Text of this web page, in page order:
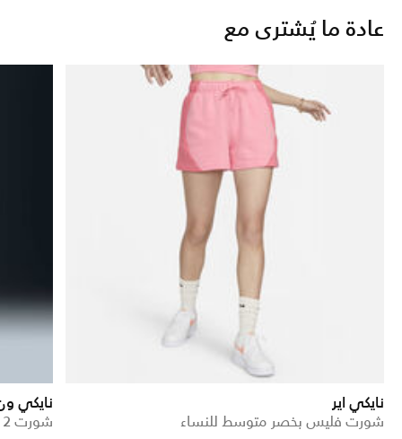
عادة ما يُشترى مع
نايكي اير
شورت فليس بخصر متوسط للنساء
نايكي
شورت 2 في 1 دراي-فت للنساء